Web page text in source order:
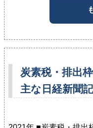
炭素税・排出
主な日経新聞